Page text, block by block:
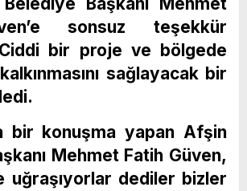
sonsuz teşekkür
bir proje ve bölgede
kalkınmasını sağlayacak bir
bir konuşma yapan Afşin
Mehmet Fatih Güven,
uğraşıyorlar dediler bizler